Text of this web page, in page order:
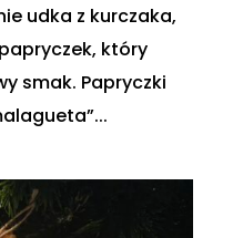
udka z kurczaka,
który
smak. Papryczki